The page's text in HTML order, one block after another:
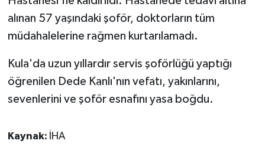
alınan 57 yaşındaki şoför, doktorların tüm
müdahalelerine rağmen kurtarılamadı.
Kula'da uzun yıllardır servis şoförlüğü yaptığı
öğrenilen Dede Kanlı'nın vefatı, yakınlarını,
sevenlerini ve şoför esnafını yasa boğdu.
Kaynak: İHA